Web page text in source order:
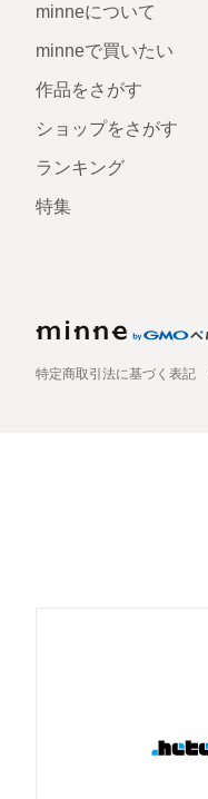
minneについて
minneで買いたい
作品をさがす
ショップをさがす
ランキング
特集
特定商取引法に基づく表記